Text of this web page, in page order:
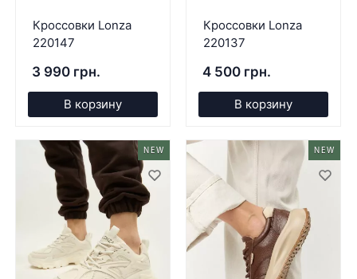
Кроссовки Lonza
220147
3 990 грн.
В корзину
Кроссовки Lonza
220137
4 500 грн.
В корзину
NEW NEW